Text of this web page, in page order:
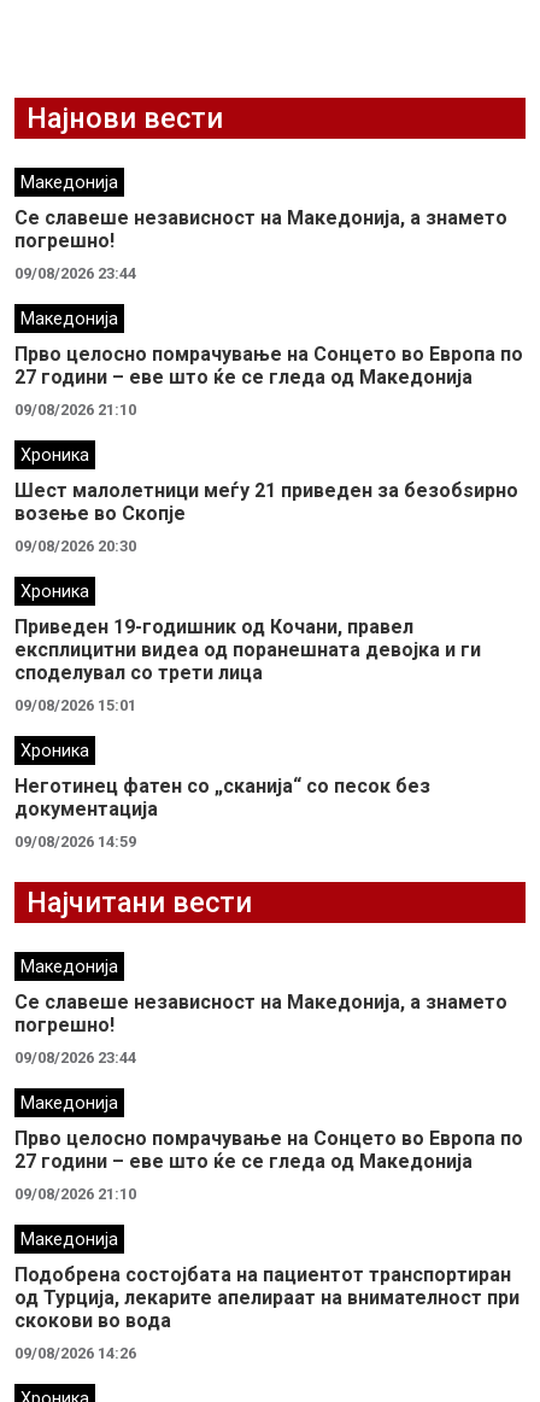
Најнови вести
Македонија
Се славеше независност на Македонија, а знамето
погрешно!
09/08/2026 23:44
Македонија
Прво целосно помрачување на Сонцето во Европа по
27 години – еве што ќе се гледа од Македонија
09/08/2026 21:10
Хроника
Шест малолетници меѓу 21 приведен за безобѕирно
возење во Скопје
09/08/2026 20:30
Хроника
Приведен 19-годишник од Кочани, правел
експлицитни видеа од поранешната девојка и ги
споделувал со трети лица
09/08/2026 15:01
Хроника
Неготинец фатен со „сканија“ со песок без
документација
09/08/2026 14:59
Најчитани вести
Македонија
Се славеше независност на Македонија, а знамето
погрешно!
09/08/2026 23:44
Македонија
Прво целосно помрачување на Сонцето во Европа по
27 години – еве што ќе се гледа од Македонија
09/08/2026 21:10
Македонија
Подобрена состојбата на пациентот транспортиран
од Турција, лекарите апелираат на внимателност при
скокови во вода
09/08/2026 14:26